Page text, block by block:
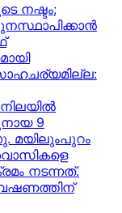
നഷ്ടം;
സാഹചര്യമില്ല:
നിലയിൽ
9
മയിലുംപുറം
നടന്നത്.